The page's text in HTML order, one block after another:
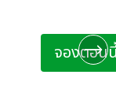
จองตอน